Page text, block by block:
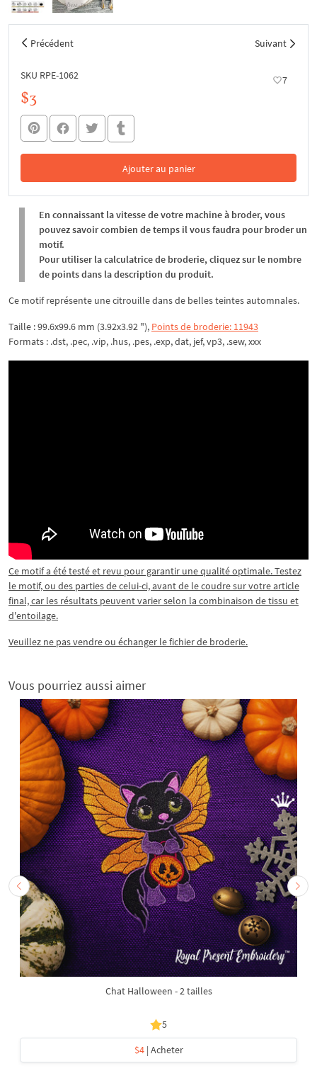
Précédent Suivant
SKU RPE-1062 7
$3
Ajouter au panier
Dans le panier
En connaissant la vitesse de votre machine à broder, vous
pouvez savoir combien de temps il vous faudra pour broder un
motif.
Pour utiliser la calculatrice de broderie, cliquez sur le nombre
de points dans la description du produit.
Ce motif représente une citrouille dans de belles teintes automnales.
Taille : 99.6x99.6 mm (3.92x3.92 "), Points de broderie: 11943
Formats : .dst, .pec, .vip, .hus, .pes, .exp, dat, jef, vp3, .sew, xxx
Ce motif a été testé et revu pour garantir une qualité optimale. Testez
le motif, ou des parties de celui-ci, avant de le coudre sur votre article
final, car les résultats peuvent varier selon la combinaison de tissu et
d'entoilage.
Veuillez ne pas vendre ou échanger le fichier de broderie.
Vous pourriez aussi aimer
Chat Halloween - 2 tailles
5
$4| Acheter